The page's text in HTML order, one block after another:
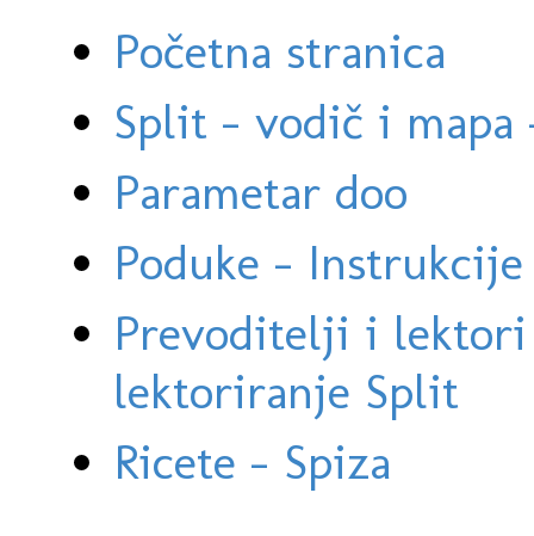
Početna stranica
Split - vodič i
Parametar doo
Poduke -
Prevoditelji i
lektoriranje Split
Ricete - Spiza